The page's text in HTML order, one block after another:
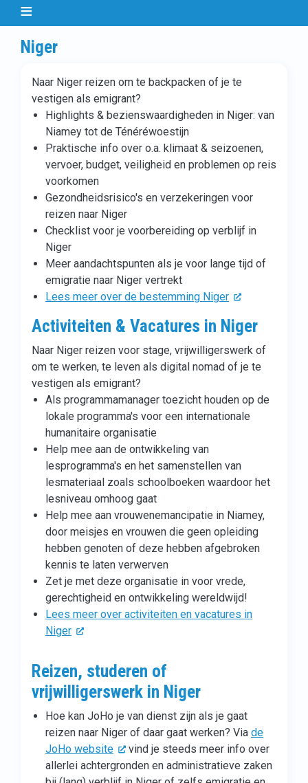
Niger
Naar Niger reizen om te backpacken of je te
vestigen als emigrant?
Highlights & bezienswaardigheden in Niger: van
Niamey tot de Ténéréwoestijn
Praktische info over o.a. klimaat & seizoenen,
vervoer, budget, veiligheid en problemen op reis
voorkomen
Gezondheidsrisico's en verzekeringen voor
reizen naar Niger
Checklist voor je voorbereiding op verblijf in
Niger
Meer aandachtspunten als je voor lange tijd of
emigratie naar Niger vertrekt
Lees meer over de bestemming Niger
Activiteiten & Vacatures in Niger
Naar Niger reizen voor stage, vrijwilligerswerk of
om te werken, te leven als digital nomad of je te
vestigen als emigrant?
Als programmamanager toezicht houden op de
lokale programma's voor een internationale
humanitaire organisatie
Help mee aan de ontwikkeling van
lesprogramma's en het samenstellen van
lesmateriaal zoals schoolboeken waardoor het
lesniveau omhoog gaat
Help mee aan vrouwenemancipatie in Niamey,
door meisjes en vrouwen die geen opleiding
hebben genoten of deze hebben afgebroken
kennis te laten verwerven
Zet je met deze organisatie in voor vrede,
gerechtigheid en ontwikkeling wereldwijd!
Lees meer over activiteiten en vacatures in
Niger
Reizen, studeren of
vrijwilligerswerk in Niger
Hoe kan JoHo je van dienst zijn als je gaat
reizen naar Niger of daar gaat werken? Via de
JoHo website
vind je steeds meer info over
allerlei achtergronden en administratieve zaken